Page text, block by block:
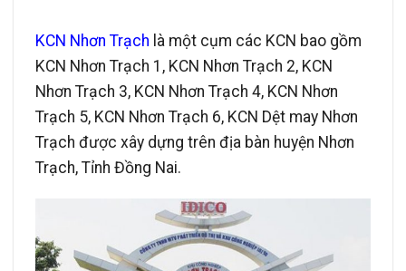
KCN Nhơn Trạch là một cụm các KCN bao gồm
KCN Nhơn Trạch 1, KCN Nhơn Trạch 2, KCN
Nhơn Trạch 3, KCN Nhơn Trạch 4, KCN Nhơn
Trạch 5, KCN Nhơn Trạch 6, KCN Dệt may Nhơn
Trạch được xây dựng trên địa bàn huyện Nhơn
Trạch, Tỉnh Đồng Nai.